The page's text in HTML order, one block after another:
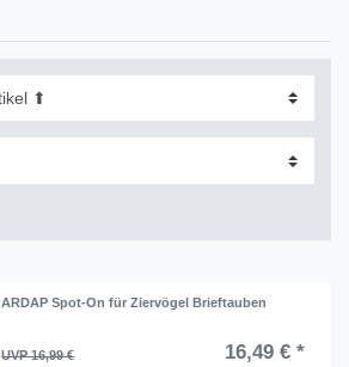
ARDAP Spot-On für Ziervögel Brieftauben
UVP 16,99 € 16,49 € *